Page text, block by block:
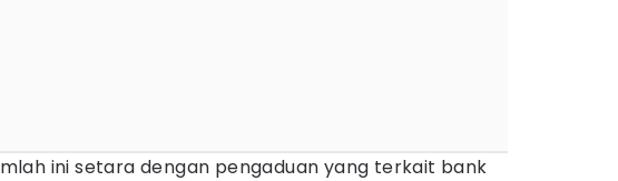
ini setara dengan pengaduan yang terkait bank